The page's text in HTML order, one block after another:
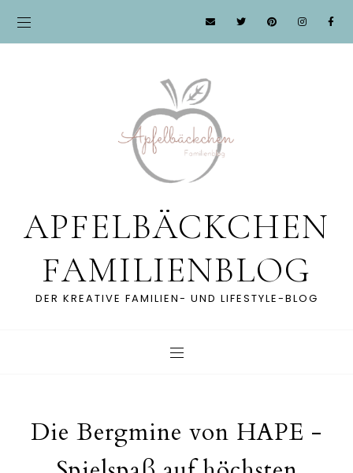
APFELBÄCKCHEN
FAMILIENBLOG
DER KREATIVE FAMILIEN- UND LIFESTYLE-BLOG
Die Bergmine von HAPE -